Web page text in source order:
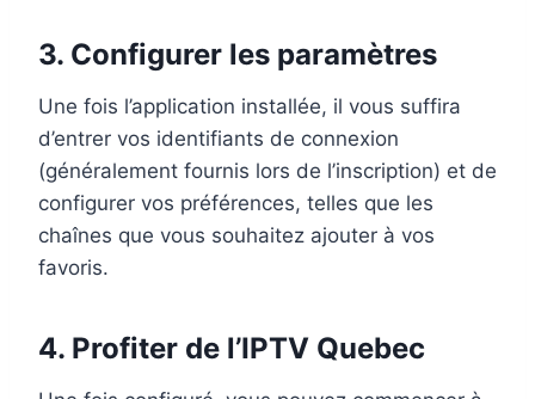
3. Configurer les paramètres
Une fois l’application installée, il vous suffira
d’entrer vos identifiants de connexion
(généralement fournis lors de l’inscription) et de
configurer vos préférences, telles que les
chaînes que vous souhaitez ajouter à vos
favoris.
4. Profiter de l’IPTV Quebec